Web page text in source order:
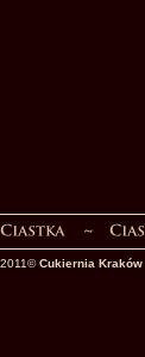
2011©Cukiernia Kraków